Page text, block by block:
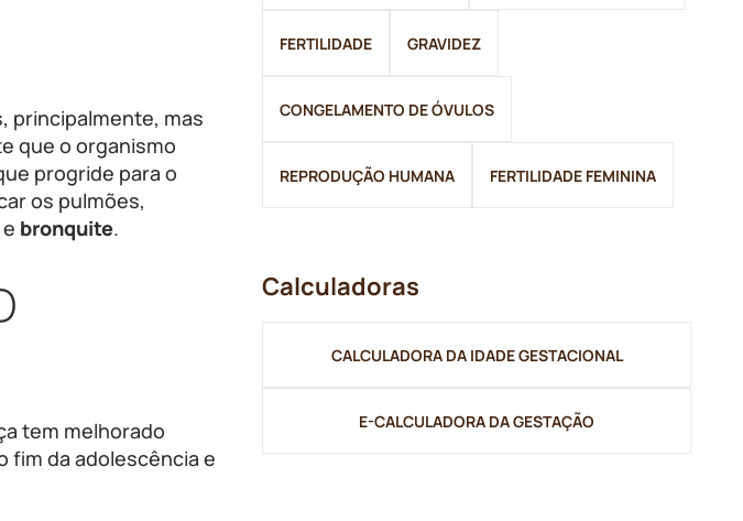
principalmente, mas
que o organismo
progride para o
os pulmões,
e bronquite.
tem melhorado
fim da adolescência e
FERTILIDADE GRAVIDEZ
CONGELAMENTO DE ÓVULOS
REPRODUÇÃO HUMANA FERTILIDADE FEMININA
Calculadoras
CALCULADORA DA IDADE GESTACIONAL
E-CALCULADORA DA GESTAÇÃO